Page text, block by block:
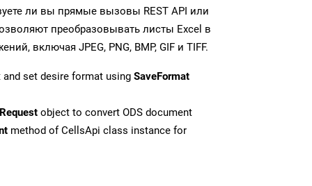
ли вы прямые вызовы REST API или
преобразовывать листы Excel в
включая JPEG, PNG, BMP, GIF и TIFF.
and set desire format using SaveFormat
object to convert ODS document
method of CellsApi class instance for